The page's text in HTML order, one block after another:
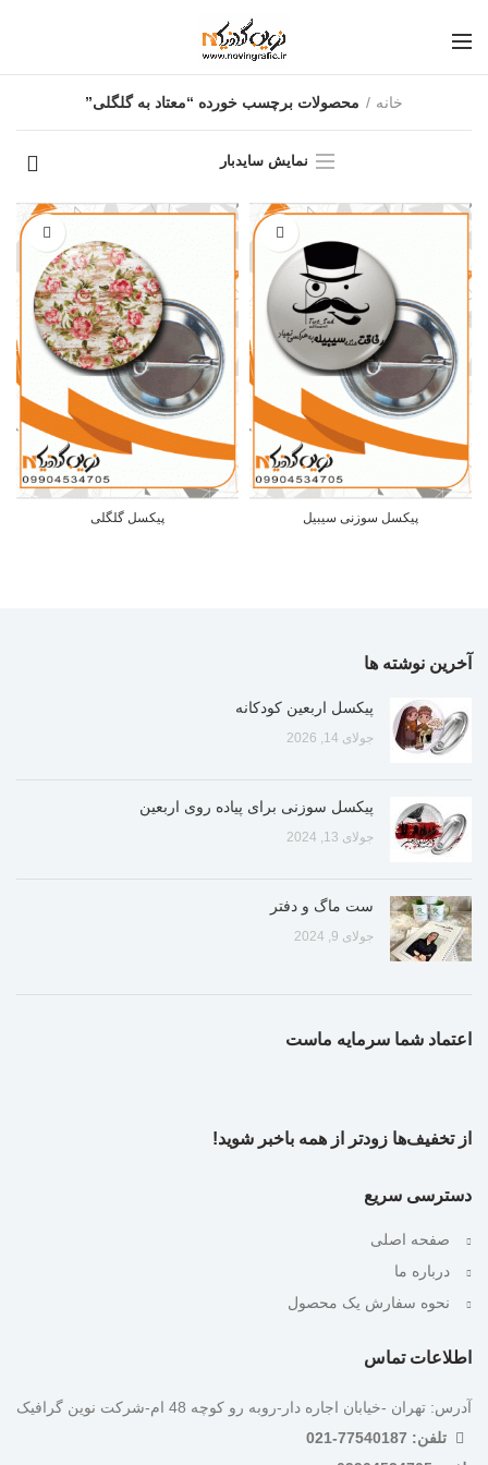
خانه محصولات برچسب خورده “معتاد به گلگلی”
نمایش سایدبار
پیکسل سوزنی سیبیل پیکسل گلگلی
آخرین نوشته ها
پیکسل اربعین کودکانه
جولای 14, 2026
پیکسل سوزنی برای پیاده روی اربعین
جولای 13, 2024
ست ماگ و دفتر
جولای 9, 2024
اعتماد شما سرمایه ماست
از تخفیف‌ها زودتر از همه باخبر شوید!
دسترسی سریع
صفحه اصلی
درباره ما
نحوه سفارش یک محصول
اطلاعات تماس
آدرس: تهران -خیابان اجاره دار-روبه رو کوچه 48 ام-شرکت نوین گرافیک
تلفن: 77540187-021